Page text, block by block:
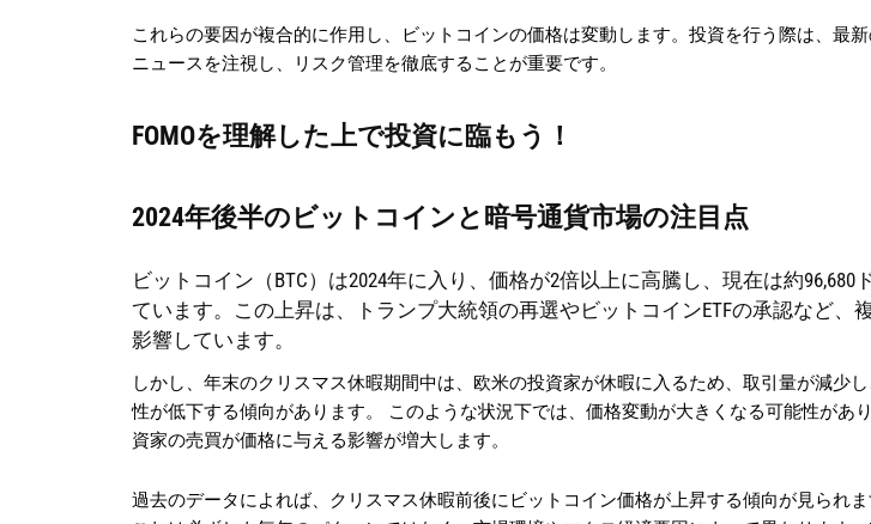
これらの要因が複合的に作用し、ビットコインの価格は変動します。投資を行う際は、最
ニュースを注視し、リスク管理を徹底することが重要です。
FOMOを理解した上で投資に臨もう！
2024年後半のビットコインと暗号通貨市場の注目点
ビットコイン（BTC）は2024年に入り、価格が2倍以上に高騰し、現在は約96,680
ています。この上昇は、トランプ大統領の再選やビットコインETFの承認など、
影響しています。
しかし、年末のクリスマス休暇期間中は、欧米の投資家が休暇に入るため、取引量が減少
性が低下する傾向があります。 このような状況下では、価格変動が大きくなる可能性があ
資家の売買が価格に与える影響が増大します。
過去のデータによれば、クリスマス休暇前後にビットコイン価格が上昇する傾向が見られま